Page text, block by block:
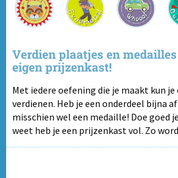
Verdien plaatjes en
eigen prijzenkast!
Met iedere oefening die je maakt kun
verdienen. Heb je een onderdeel bijna
misschien wel een medaille! Doe goed
weet heb je een prijzenkast vol. Zo